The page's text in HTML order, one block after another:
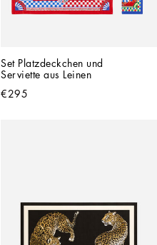
Set Platzdeckchen und
Serviette aus Leinen
€295